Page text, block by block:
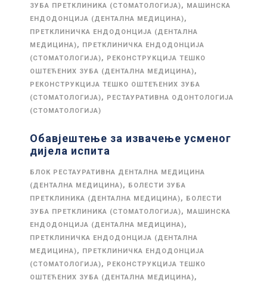
ЗУБА ПРЕТКЛИНИКА (СТОМАТОЛОГИЈА), МАШИНСКА
ЕНДОДОНЦИЈА (ДЕНТАЛНА МЕДИЦИНА),
ПРЕТКЛИНИЧКА ЕНДОДОНЦИЈА (ДЕНТАЛНА
МЕДИЦИНА), ПРЕТКЛИНИЧКА ЕНДОДОНЦИЈА
(СТОМАТОЛОГИЈА), РЕКОНСТРУКЦИЈА ТЕШКО
ОШТЕЋЕНИХ ЗУБА (ДЕНТАЛНА МЕДИЦИНА),
РЕКОНСТРУКЦИЈА ТЕШКО ОШТЕЋЕНИХ ЗУБА
(СТОМАТОЛОГИЈА), РЕСТАУРАТИВНА ОДОНТОЛОГИЈА
(СТОМАТОЛОГИЈА)
Обавјештење за извачење усменог
дијела испита
БЛОК РЕСТАУРАТИВНА ДЕНТАЛНА МЕДИЦИНА
(ДЕНТАЛНА МЕДИЦИНА), БОЛЕСТИ ЗУБА
ПРЕТКЛИНИКА (ДЕНТАЛНА МЕДИЦИНА), БОЛЕСТИ
ЗУБА ПРЕТКЛИНИКА (СТОМАТОЛОГИЈА), МАШИНСКА
ЕНДОДОНЦИЈА (ДЕНТАЛНА МЕДИЦИНА),
ПРЕТКЛИНИЧКА ЕНДОДОНЦИЈА (ДЕНТАЛНА
МЕДИЦИНА), ПРЕТКЛИНИЧКА ЕНДОДОНЦИЈА
(СТОМАТОЛОГИЈА), РЕКОНСТРУКЦИЈА ТЕШКО
ОШТЕЋЕНИХ ЗУБА (ДЕНТАЛНА МЕДИЦИНА),